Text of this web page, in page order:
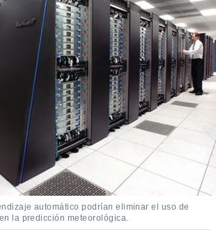
automático podrían eliminar el uso de
la predicción meteorológica.